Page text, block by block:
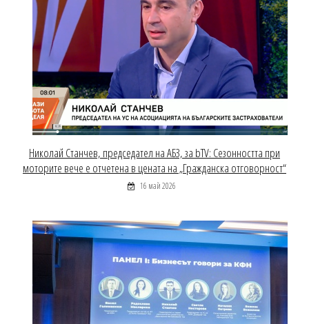
Николай Станчев, председател на АБЗ, за bTV: Сезонността при
моторите вече е отчетена в цената на „Гражданска отговорност“
16 май 2026